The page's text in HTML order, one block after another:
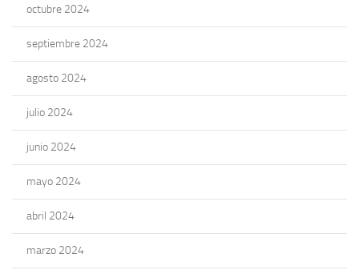
octubre 2024
septiembre 2024
agosto 2024
julio 2024
junio 2024
mayo 2024
abril 2024
marzo 2024